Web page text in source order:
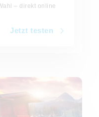
– direkt online
Jetzt testen